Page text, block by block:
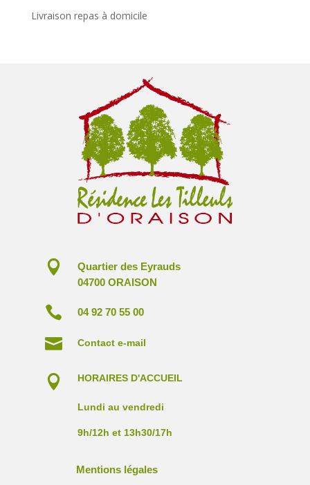
Livraison repas à domicile

Quartier des Eyrauds
04700 ORAISON
 04 92 70 55 00
 Contact e-mail
 HORAIRES D'ACCUEIL
Lundi au vendredi
9h/12h et 13h30/17h
Mentions légales